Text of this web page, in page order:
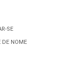
SE
DE NOME